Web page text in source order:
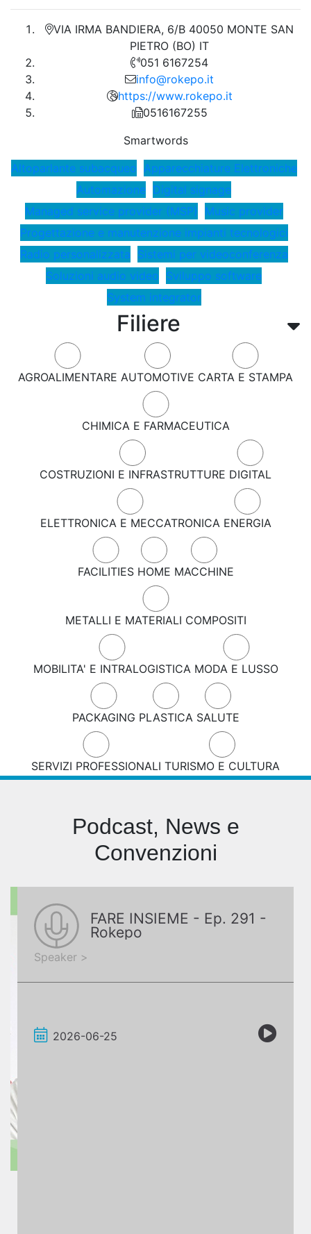
Filiere
AGROALIMENTARE AUTOMOTIVE CARTA E STAMPA
CHIMICA E FARMACEUTICA
COSTRUZIONI E INFRASTRUTTURE DIGITAL
ELETTRONICA E MECCATRONICA ENERGIA
FACILITIES HOME MACCHINE
METALLI E MATERIALI COMPOSITI
MOBILITA' E INTRALOGISTICA MODA E LUSSO
PACKAGING PLASTICA SALUTE
SERVIZI PROFESSIONALI TURISMO E CULTURA
VIA IRMA BANDIERA, 6/B 40050 MONTE SAN
PIETRO (BO) IT
051 6167254
info@rokepo.it
https://www.rokepo.it
0516167255
Smartwords
Altoparlante subacqueo Apparecchiature Elettroniche
Automazione Digital signage
Managed service provider (MSP)
Music provider
Progettazione e manutenzione impianti tecnologici
Radio personalizzata Sistemi per videoconferenza
Soluzioni audio video Sviluppo software
System integrator
Podcast, News e
Convenzioni
FARE INSIEME - Ep. 291 -
Rokepo
Speaker >
2026-06-25